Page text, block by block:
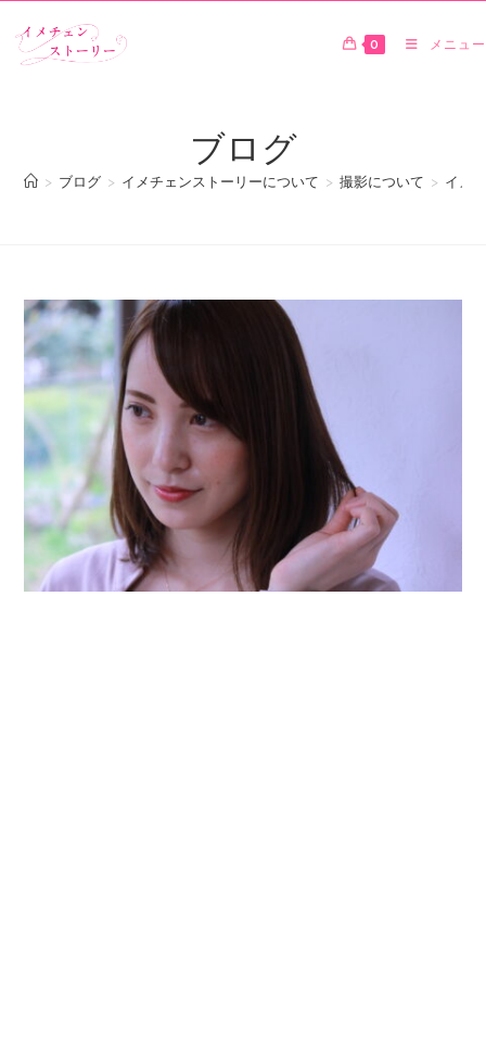
0 メニュー
ブログ
> ブログ > イメチェンストーリーについて > 撮影について > イメ